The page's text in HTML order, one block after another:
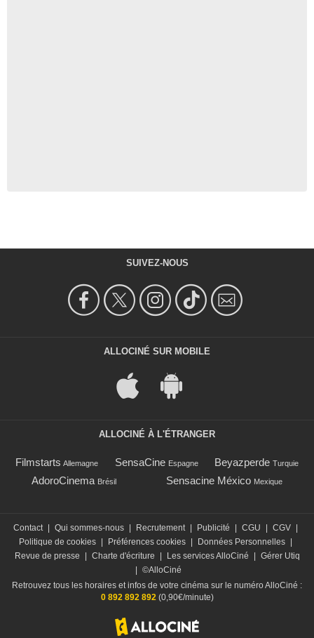
SUIVEZ-NOUS
ALLOCINÉ SUR MOBILE
ALLOCINÉ À L'ÉTRANGER
Filmstarts Allemagne SensaCine Espagne Beyazperde Turquie
AdoroCinema Brésil Sensacine México Mexique
Contact Qui sommes-nous Recrutement Publicité CGU CGV
Politique de cookies
Préférences cookies Données Personnelles
Revue de presse
Charte d'écriture Les services AlloCiné
Gérer Utiq
©AlloCiné
Retrouvez tous les horaires et infos de votre cinéma sur le numéro AlloCiné :
0 892 892 892(0,90€/minute)